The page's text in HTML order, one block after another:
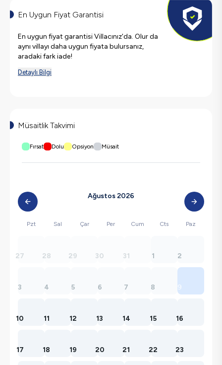
En Uygun Fiyat Garantisi
En uygun fiyat garantisi Villacınız'da. Olur da
aynı villayı daha uygun fiyata bulursanız,
aradaki fark iade!
Detaylı Bilgi
Müsaitlik Takvimi
Fırsat Dolu Opsiyon Müsait
Ağustos 2026
Pzt Sal Çar Per Cum Cts Paz
27 28 29 30 31 1 2
3 4 5 6 7 8 9
10 11 12 13 14 15 16
17 18 19 20 21 22 23